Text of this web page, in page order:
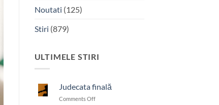
Noutati (125)
Stiri (879)
ULTIMELE STIRI
Judecata finală
Comments Offon